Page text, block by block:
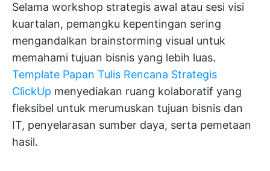
Selama workshop strategis awal atau sesi visi
kuartalan, pemangku kepentingan sering
mengandalkan brainstorming visual untuk
memahami tujuan bisnis yang lebih luas.
Template Papan Tulis Rencana Strategis
ClickUp menyediakan ruang kolaboratif yang
fleksibel untuk merumuskan tujuan bisnis dan
IT, penyelarasan sumber daya, serta pemetaan
hasil.